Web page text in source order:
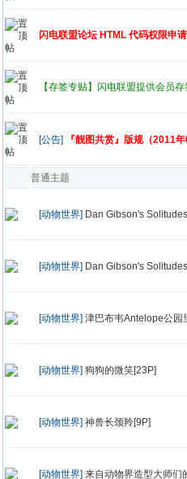
闪电联盟论坛 HTML 代码权限申
【存签专贴】闪电联盟提供会员
[公告] 『靓图共赏』版规（2011
普通主题
[动物世界] Dan Gibson's
[动物世界] Dan Gibson's
[动物世界] 津巴布韦Antelope公园
[动物世界] 狗狗的微笑[23P]
[动物世界] 神兽长颈羚[9P]
[动物世界] 来自动物界造型大师们